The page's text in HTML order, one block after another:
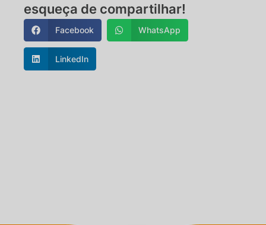
esqueça de compartilhar!
Facebook WhatsApp
LinkedIn